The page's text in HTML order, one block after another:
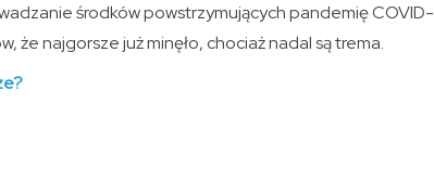
środków powstrzymujących pandemię COVID-
że najgorsze już minęło, chociaż nadal są trema.